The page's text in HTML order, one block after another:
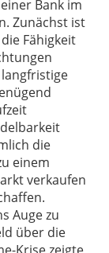
Bank im
Zunächst ist
Fähigkeit
die
einem
verkaufen
Auge zu
über die